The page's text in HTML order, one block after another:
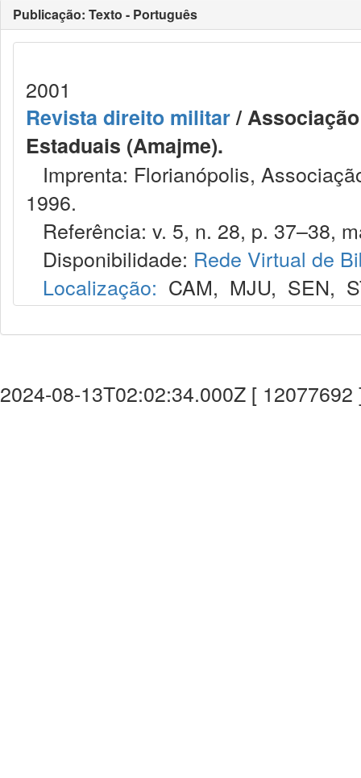
Publicação: Texto - Português
2001
Revista direito militar/
Estaduais (Amajme).
Imprenta: Florianópolis,
1996.
Referência: v. 5, n. 28, p. 37–38,
Disponibilidade: Rede Virtual de
Localização: CAM, MJU, SEN,
2024-08-13T02:02:34.000Z [ 12077692